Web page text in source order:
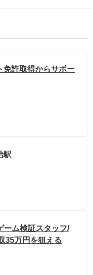
免許取得からサポー
駅
ーム検証スタッフ/
35万円を狙える